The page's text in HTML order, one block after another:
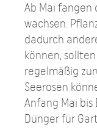
Ab Mai fangen
wachsen.
dadurch
können,
regelmäßig
Seerosen
Anfang Mai
Dünger für